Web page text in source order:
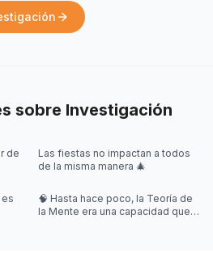
sobre Investigación
de
Las fiestas no impactan a todos
de la misma manera 🎄
es
🧠 Hasta hace poco, la Teoría de
la Mente era una capacidad que